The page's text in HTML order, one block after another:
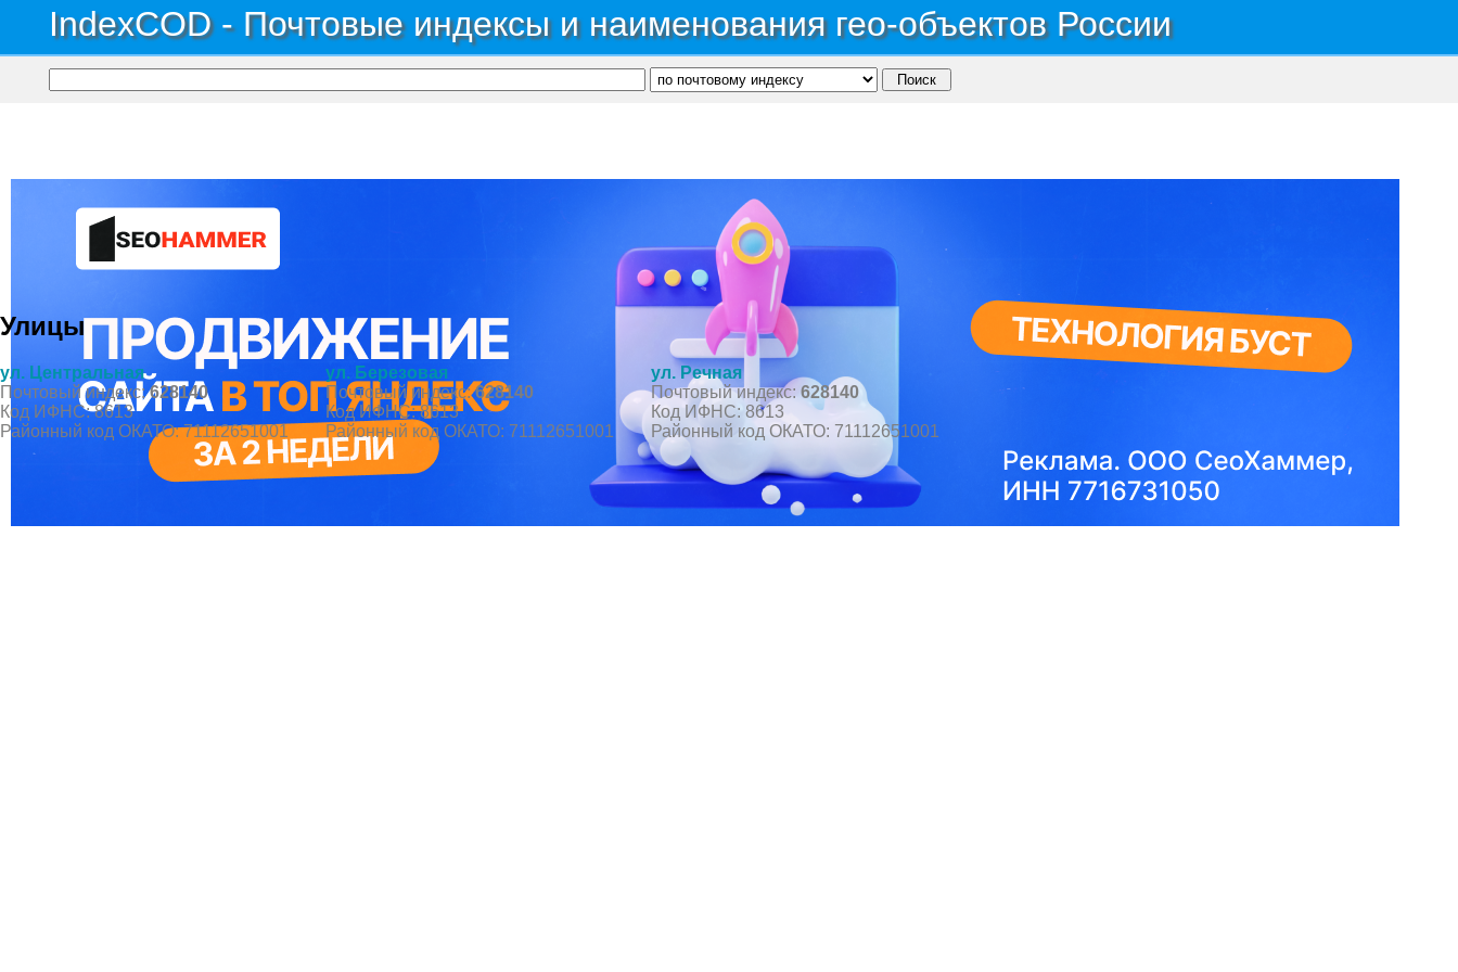
IndexCOD - Почтовые индексы и наименования гео-объектов России
Почтовые индексы России, ОКАТО, коды ИФНС, коды регионов ГИБДД Автономный округ Ханты-Мансийский Автономный округ - Югра
Деревня Деминская
Улицы
ул. Центральная
Почтовый индекс:628140
Код ИФНС: 8613
Районный код ОКАТО: 71112651001
ул. Березовая
Почтовый индекс:628140
Код ИФНС: 8613
Районный код ОКАТО: 71112651001
ул. Речная
Почтовый индекс: 628140
Код ИФНС: 8613
Районный код ОКАТО: 71112651001
Все почтовые индексы России, ОКАТО, коды ИФНС, коды регионов ГИБДД
Вся информация на сайте предоставлена исключительно в ознокомительных целях, некоторые данные могут быть не актуальны...